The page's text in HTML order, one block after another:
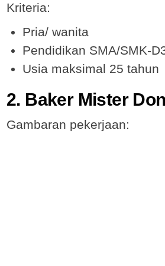
Kriteria:
Pria/ wanita
Pendidikan SMA/SMK-
Usia maksimal 25 tahun
2. Baker Mister
Gambaran pekerjaan: